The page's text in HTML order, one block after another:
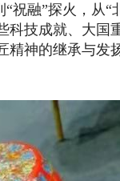
祝融”探火，从“
技成就、大国
精神的继承与发